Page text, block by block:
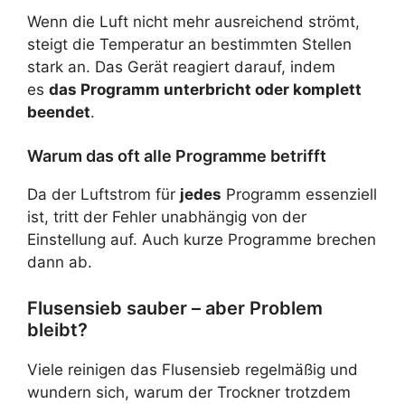
Wenn die Luft nicht mehr ausreichend strömt,
steigt die Temperatur an bestimmten Stellen
stark an. Das Gerät reagiert darauf, indem
es das Programm unterbricht oder komplett
beendet.
Warum das oft alle Programme betrifft
Da der Luftstrom für jedes Programm essenziell
ist, tritt der Fehler unabhängig von der
Einstellung auf. Auch kurze Programme brechen
dann ab.
Flusensieb sauber – aber Problem
bleibt?
Viele reinigen das Flusensieb regelmäßig und
wundern sich, warum der Trockner trotzdem